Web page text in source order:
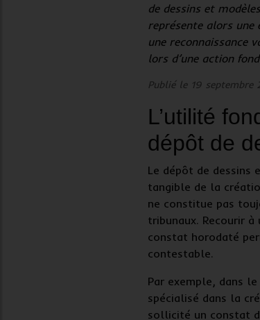
de dessins et modèles
représente alors une
une reconnaissance
lors d’une action
Publié le 19
L’utilité
dépôt de
Le dépôt de dessins
tangible de la
ne constitue pas
tribunaux. Recourir à
constat horodaté
contestable.
Par exemple, dans le
spécialisé dans la
sollicité un constat